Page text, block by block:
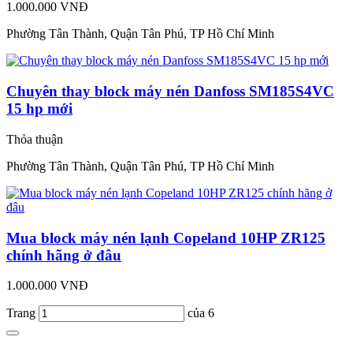
1.000.000 VNĐ
Phường Tân Thành, Quận Tân Phú, TP Hồ Chí Minh
Chuyên thay block máy nén Danfoss SM185S4VC
15 hp mới
Thỏa thuận
Phường Tân Thành, Quận Tân Phú, TP Hồ Chí Minh
Mua block máy nén lạnh Copeland 10HP ZR125
chính hãng ở đâu
1.000.000 VNĐ
Trang của 6